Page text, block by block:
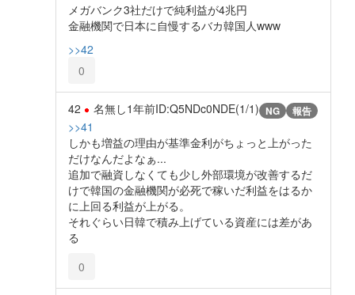
メガバンク3社だけで純利益が4兆円
金融機関で日本に自慢するバカ韓国人www
>>42
0
42 名無し1年前ID:Q5NDc0NDE(1/1) NG 報告
>>41
しかも増益の理由が基準金利がちょっと上がった
だけなんだよなぁ...
追加で融資しなくても少し外部環境が改善するだ
けで韓国の金融機関が必死で稼いだ利益をはるか
に上回る利益が上がる。
それぐらい日韓で積み上げている資産には差があ
る
0